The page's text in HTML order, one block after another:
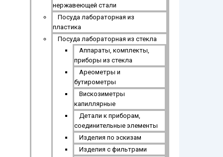
нержавеющей стали
Посуда лабораторная из
пластика
Посуда лабораторная из стекла
Аппараты, комплекты,
приборы из стекла
Ареометры и
бутирометры
Вискозиметры
капиллярные
Детали к приборам,
соединительные элементы
Изделия по эскизам
Изделия с фильтрами